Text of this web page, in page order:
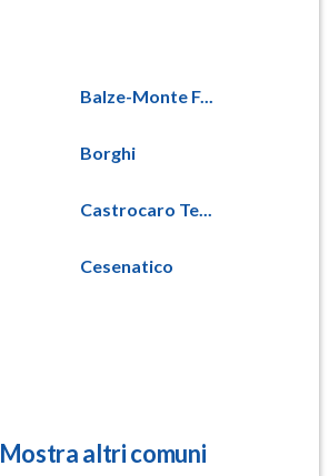
Balze-Monte F...
Borghi
Castrocaro Te...
Cesenatico
Mostra altri comuni